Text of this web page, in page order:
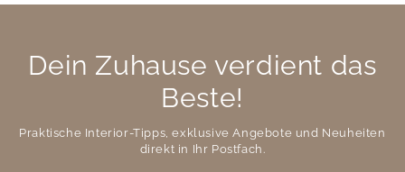
Dein Zuhause verdient das
Beste!
Praktische Interior-Tipps, exklusive Angebote und Neuheiten
direkt in Ihr Postfach.